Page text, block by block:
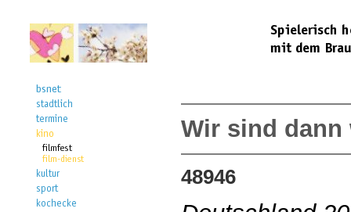
Wir sind dann
48946